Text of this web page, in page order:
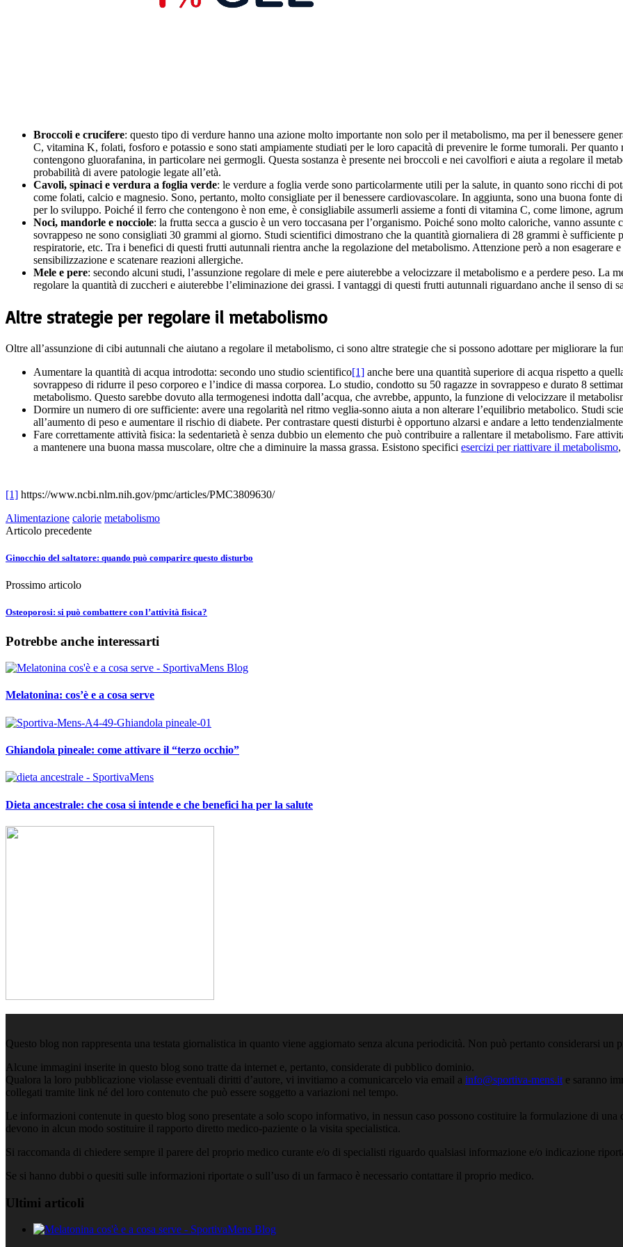
Broccoli e crucifere: questo tipo di verdure hanno una azione molto importante non solo per il metabolismo, ma per il benessere
C, vitamina K, folati, fosforo e potassio e sono stati ampiamente studiati per le loro capacità di prevenire le forme tumorali. Per
contengono gluorafanina, in particolare nei germogli. Questa sostanza è presente nei broccoli e nei cavolfiori e aiuta a regolare il
probabilità di avere patologie legate all’età.
Cavoli, spinaci e verdura a foglia verde: le verdure a foglia verde sono particolarmente utili per la salute, in quanto sono ricchi di
come folati, calcio e magnesio. Sono, pertanto, molto consigliate per il benessere cardiovascolare. In aggiunta, sono una buona fonte
per lo sviluppo. Poiché il ferro che contengono è non eme, è consigliabile assumerli assieme a fonti di vitamina C, come limone,
Noci, mandorle e nocciole: la frutta secca a guscio è un vero toccasana per l’organismo. Poiché sono molto caloriche, vanno
sovrappeso ne sono consigliati 30 grammi al giorno. Studi scientifici dimostrano che la quantità giornaliera di 28 grammi è
respiratorie, etc. Tra i benefici di questi frutti autunnali rientra anche la regolazione del metabolismo. Attenzione però a non esagerare
sensibilizzazione e scatenare reazioni allergiche.
Mele e pere: secondo alcuni studi, l’assunzione regolare di mele e pere aiuterebbe a velocizzare il metabolismo e a perdere peso. La
regolare la quantità di zuccheri e aiuterebbe l’eliminazione dei grassi. I vantaggi di questi frutti autunnali riguardano anche il senso di
Altre strategie per regolare il metabolismo
Oltre all’assunzione di cibi autunnali che aiutano a regolare il metabolismo, ci sono altre strategie che si possono adottare per migliorare la
Aumentare la quantità di acqua introdotta: secondo uno studio scientifico[1] anche bere una quantità superiore di acqua rispetto a
sovrappeso di ridurre il peso corporeo e l’indice di massa corporea. Lo studio, condotto su 50 ragazze in sovrappeso e durato 8
metabolismo. Questo sarebbe dovuto alla termogenesi indotta dall’acqua, che avrebbe, appunto, la funzione di velocizzare il
Dormire un numero di ore sufficiente: avere una regolarità nel ritmo veglia-sonno aiuta a non alterare l’equilibrio metabolico. Studi
all’aumento di peso e aumentare il rischio di diabete. Per contrastare questi disturbi è opportuno alzarsi e andare a letto
Fare correttamente attività fisica: la sedentarietà è senza dubbio un elemento che può contribuire a rallentare il metabolismo. Fare
a mantenere una buona massa muscolare, oltre che a diminuire la massa grassa. Esistono specifici esercizi per riattivare il metabolismo
[1] https://www.ncbi.nlm.nih.gov/pmc/articles/PMC3809630/
Alimentazione calorie metabolismo
Articolo precedente
Ginocchio del saltatore: quando può comparire questo disturbo
Prossimo articolo
Osteoporosi: si può combattere con l’attività fisica?
Potrebbe anche interessarti
Melatonina: cos’è e a cosa serve
Ghiandola pineale: come attivare il “terzo occhio”
Dieta ancestrale: che cosa si intende e che benefici ha per la salute
Questo blog non rappresenta una testata giornalistica in quanto viene aggiornato senza alcuna periodicità. Non può pertanto considerarsi
Alcune immagini inserite in questo blog sono tratte da internet e, pertanto, considerate di pubblico dominio.
Qualora la loro pubblicazione violasse eventuali diritti d’autore, vi invitiamo a comunicarcelo via email a info@sportiva-mens.it e saranno
collegati tramite link né del loro contenuto che può essere soggetto a variazioni nel tempo.
Le informazioni contenute in questo blog sono presentate a solo scopo informativo, in nessun caso possono costituire la formulazione di
devono in alcun modo sostituire il rapporto diretto medico-paziente o la visita specialistica.
Si raccomanda di chiedere sempre il parere del proprio medico curante e/o di specialisti riguardo qualsiasi informazione e/o indicazione
Se si hanno dubbi o quesiti sulle informazioni riportate o sull’uso di un farmaco è necessario contattare il proprio medico.
Ultimi articoli